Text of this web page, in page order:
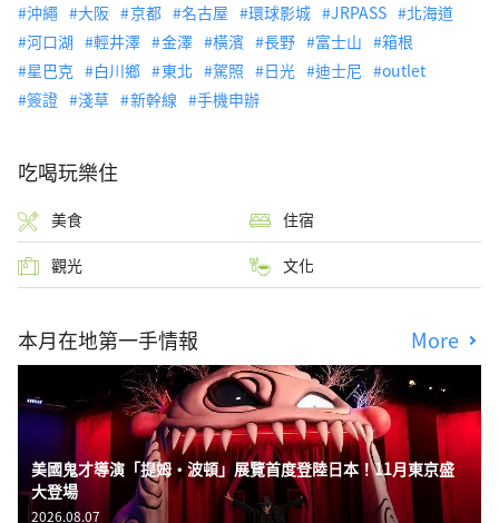
沖繩 大阪 京都 名古屋 環球影城 JRPASS
北海道
河口湖
輕井澤 金澤 橫濱 長野 富士山
箱根
星巴克
白川鄉 東北 駕照 日光 迪士尼
outlet
簽證
淺草 新幹線 手機申辦
吃喝玩樂住
美食 住宿
觀光 文化
本月在地第一手情報 More
美國鬼才導演「提姆・波頓」展覽首度登陸日本！11月東京盛
大登場
2026.08.07